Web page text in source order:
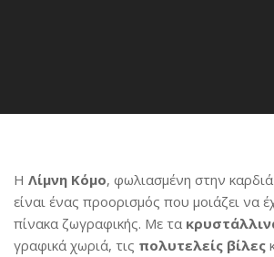
Η Λίμνη Κόμο, φωλιασμένη στην
είναι ένας προορισμός που μοιάζει να
πίνακα ζωγραφικής. Με τα
γραφικά χωριά, τις πολυτελείς βίλες